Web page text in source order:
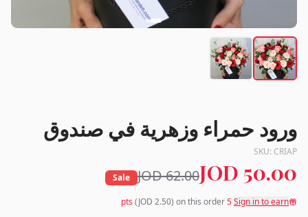
ورود حمراء وزهرية في صندوق
SKU: CRIAP
50.00 JOD
62.00 JOD
Sale
Sign in to earn
5
(JOD 2.50) on this order